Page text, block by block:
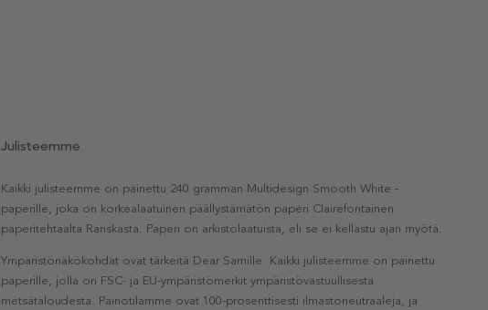
Julisteemme
Kaikki julisteemme on painettu 240 gramman Multidesign Smooth White -
paperille, joka on korkealaatuinen päällystämätön paperi Clairefontainen
paperitehtaalta Ranskasta. Paperi on arkistolaatuista, eli se ei kellastu ajan myötä.
Ympäristönäkökohdat ovat tärkeitä Dear Samille. Kaikki julisteemme on painettu
paperille, jolla on FSC- ja EU-ympäristömerkit ympäristövastuullisesta
metsätaloudesta. Painotilamme ovat 100-prosenttisesti ilmastoneutraaleja, ja